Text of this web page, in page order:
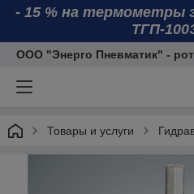
- 15 % на термометры
ТГП-
ООО "Энерго Пневматик" -
Товары и услуги